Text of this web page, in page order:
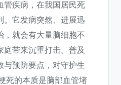
管疾病，在我国居民死
。它发病突然、进展迅
，就会有大量脑细胞不
庭带来沉重打击。普及
与预防要点，对守护生
死的本质是脑部血管堵